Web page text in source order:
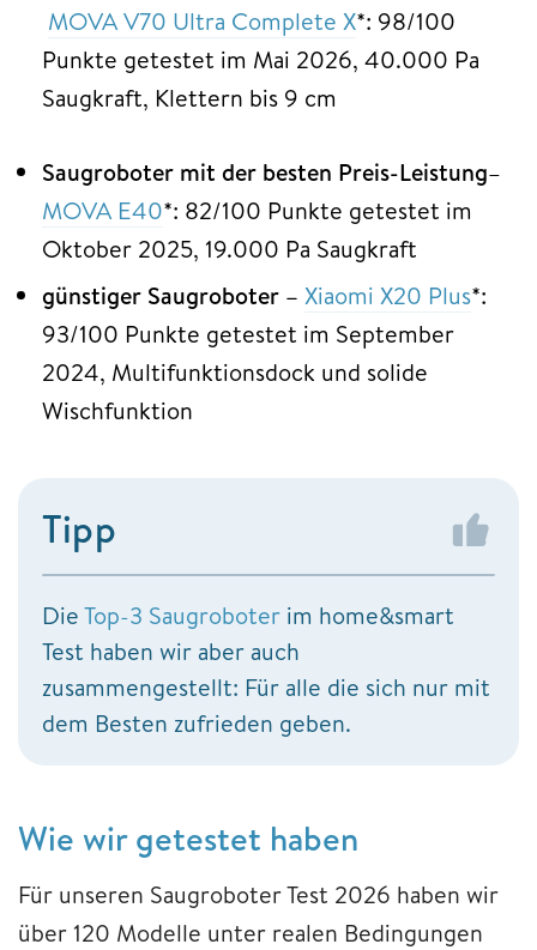
MOVA V70 Ultra Complete X*: 98/100
Punkte getestet im Mai 2026, 40.000 Pa
Saugkraft, Klettern bis 9 cm
Saugroboter mit der besten Preis-Leistung–
MOVA E40*: 82/100 Punkte getestet im
Oktober 2025, 19.000 Pa Saugkraft
günstiger Saugroboter – Xiaomi X20 Plus*:
93/100 Punkte getestet im September
2024, Multifunktionsdock und solide
Wischfunktion
Tipp
DieTop-3 Saugroboter im home&smart
Test haben wir aber auch
zusammengestellt: Für alle die sich nur mit
dem Besten zufrieden geben.
Wie wir getestet haben
Für unseren Saugroboter Test 2026 haben wir
über 120 Modelle unter realen Bedingungen